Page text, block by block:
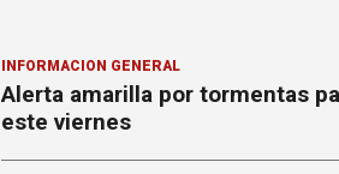
INFORMACION GENERAL
Alerta amarilla por tormentas
este viernes